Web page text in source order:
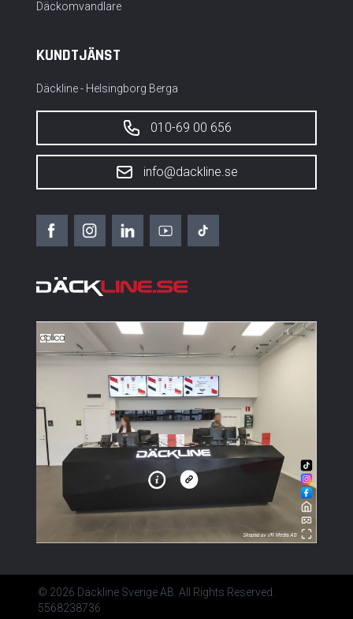
Däckomvandlare
KUNDTJÄNST
Däckline - Helsingborg Berga
010-69 00 656
info@dackline.se
© 2026 Däckline Sverige AB. All Rights Reserved.
5568238736